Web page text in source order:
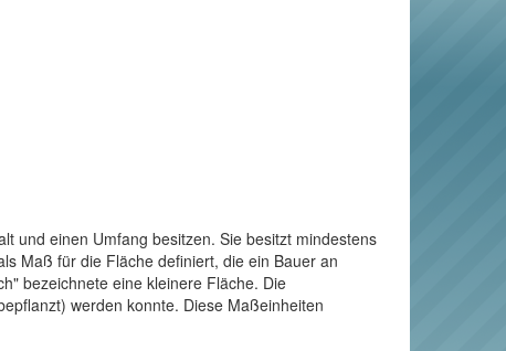
und einen Umfang besitzen. Sie besitzt mindestens
Maß für die Fläche definiert, die ein Bauer an
bezeichnete eine kleinere Fläche. Die
werden konnte. Diese Maßeinheiten